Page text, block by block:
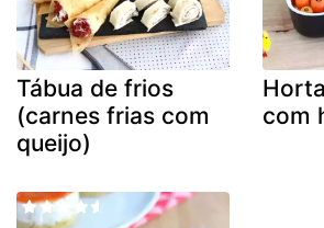
Tábua de frios
(carnes frias com
queijo)
com